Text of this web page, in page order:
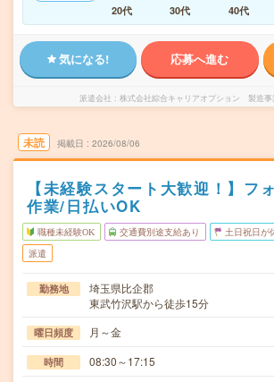
20代
30代 40代
気になる! 応募へ進む
派遣会社 株式会社綜合キャリアオプション 製造事
未読 掲載日 2026/08/06
【未経験スタート大歓迎！】フ
作業/日払いOK
職種未経験OK 交通費別途支給あり 土日祝日が
派遣
勤務地
埼玉県比企郡
東武竹沢駅から徒歩15分
曜日頻度 月～金
時間 08:30～17:15